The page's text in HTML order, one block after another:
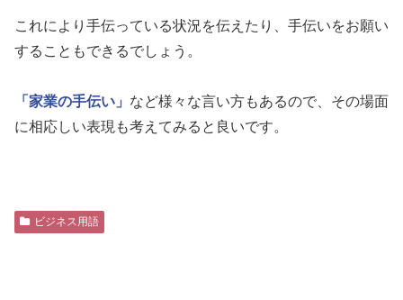
これにより手伝っている状況を伝えたり、手伝いをお願い
することもできるでしょう。
「家業の手伝い」 など様々な言い方もあるので、その場面
に相応しい表現も考えてみると良いです。
ビジネス用語